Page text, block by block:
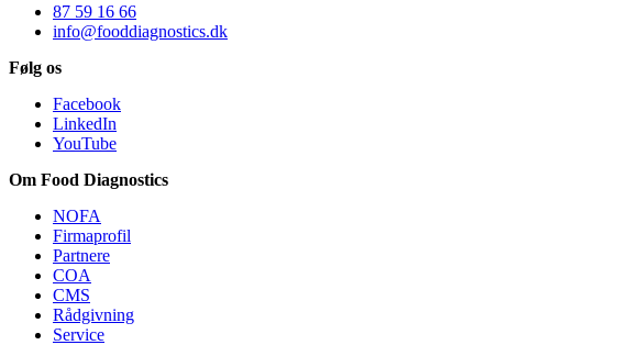
87 59 16 66
info@fooddiagnostics.dk
Følg os
Facebook
LinkedIn
YouTube
Om Food Diagnostics
NOFA
Firmaprofil
Partnere
COA
CMS
Rådgivning
Service